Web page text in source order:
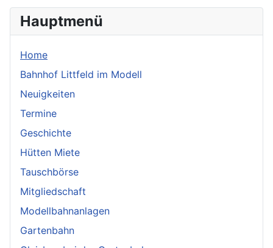
Hauptmenü
Home
Bahnhof Littfeld im Modell
Neuigkeiten
Termine
Geschichte
Hütten Miete
Tauschbörse
Mitgliedschaft
Modellbahnanlagen
Gartenbahn